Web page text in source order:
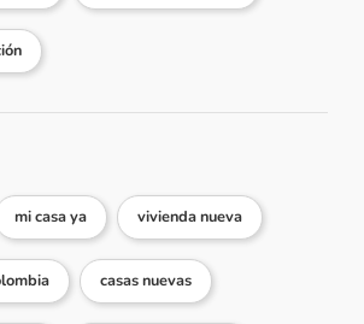
mi casa ya vivienda nueva
casas nuevas